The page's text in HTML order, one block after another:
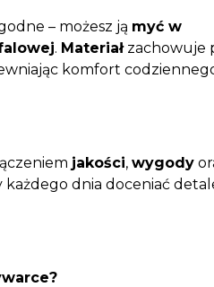
– możesz ją myć w
. Materiałzachowuje
komfort
jakości, wygody
każdego dnia doceniać